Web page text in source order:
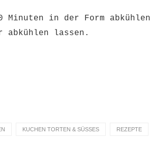
Minuten in der Form
lassen.
KUCHEN TORTEN & SÜSSES REZEPTE